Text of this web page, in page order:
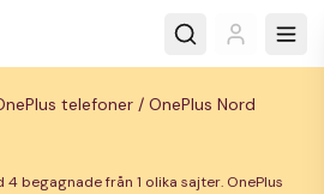
telefoner / OnePlus Nord
begagnade från 1 olika sajter. OnePlus